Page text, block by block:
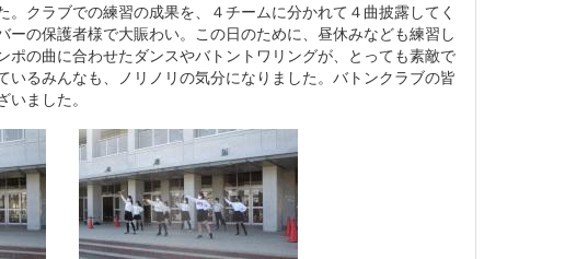
クラブでの練習の成果を、４チームに分かれて４曲披露してく
の保護者様で大賑わい。この日のために、昼休みなども練習し
の曲に合わせたダンスやバトントワリングが、とっても素敵で
るみんなも、ノリノリの気分になりました。バトンクラブの皆
ました。